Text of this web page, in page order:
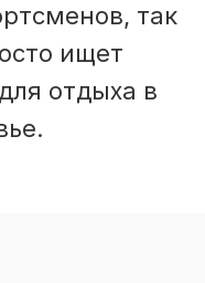
так
ищет
отдыха в